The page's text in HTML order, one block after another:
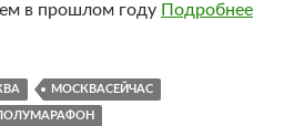
в прошлом году Подробнее
МОСКВАСЕЙЧАС